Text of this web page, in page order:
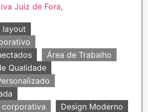
layout
Área de Trabalho
Qualidade
Design Moderno